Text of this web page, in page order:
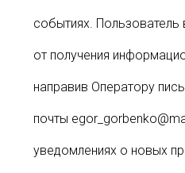
событиях.
от получения
направив Оператору
почты
уведомлениях о новых